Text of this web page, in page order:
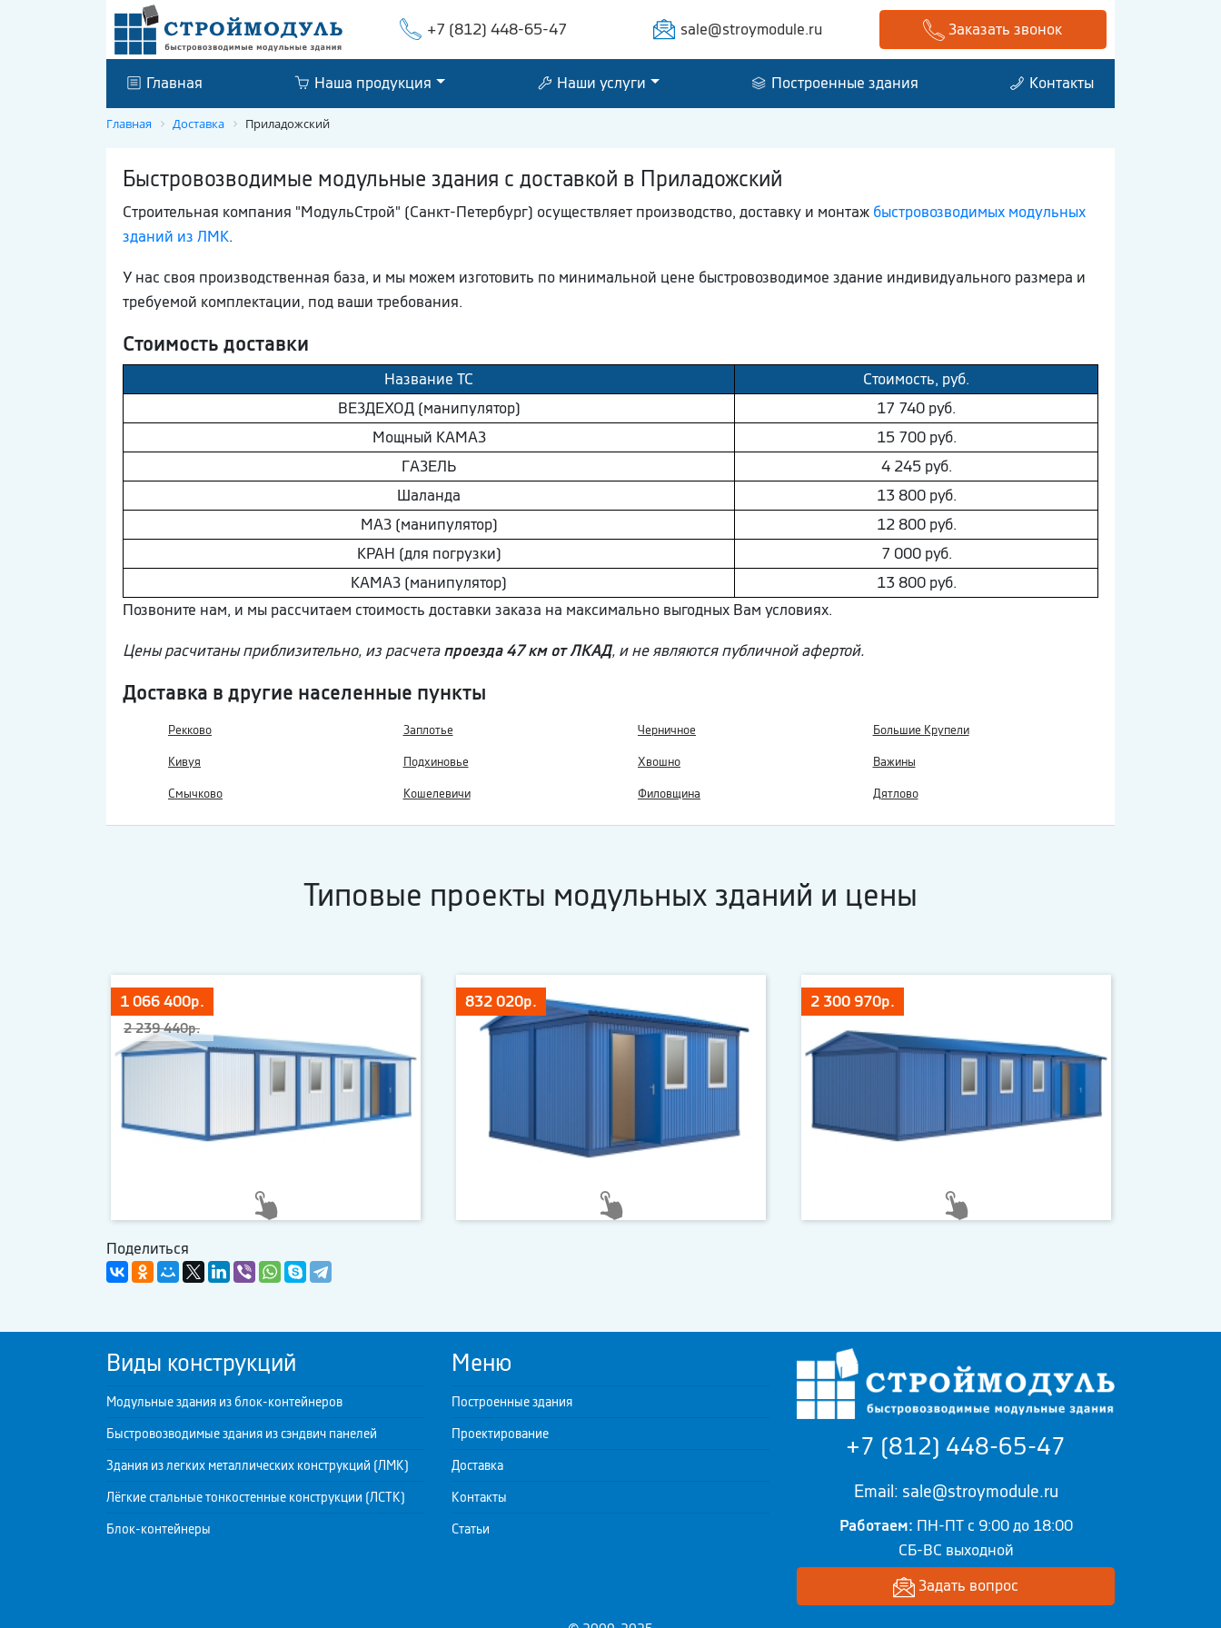
+7 (812) 448-65-47 sale@stroymodule.ru Заказать звонок
Главная Наша продукция Наши услуги Построенные здания Контакты
Главная Доставка Приладожский
Быстровозводимые модульные здания с доставкой в Приладожский
Строительная компания "МодульСтрой" (Санкт-Петербург) осуществляет производство, доставку и монтаж быстровозводимых модульных
зданий из ЛМК.
У нас своя производственная база, и мы можем изготовить по минимальной цене быстровозводимое здание индивидуального размера и
требуемой комплектации, под ваши требования.
Стоимость доставки
Название ТС
Стоимость, руб.
ВEЗДEХОД (манипулятор)
17 740 руб.
Мощный КAМAЗ
15 700 руб.
ГAЗEЛЬ
4 245 руб.
Шaлaнда
13 800 руб.
МAЗ (манипулятор)
12 800 руб.
КРАН (для погрузки)
7 000 руб.
КAМAЗ (манипулятор)
13 800 руб.
Позвоните нам, и мы рассчитаем стоимость доставки заказа на максимально выгодных Вам условиях.
Цены расчитаны приблизительно, из расчетапроезда 47 км от ЛКАД, и не являются публичной афертой.
Доставка в другие населенные пункты
Рекково Заплотье Черничное Большие Крупели
Кивуя Подхиновье Хвошно Важины
Смычково Кошелевичи Филовщина Дятлово
Типовые проекты модульных зданий и цены
1 066 400р.
2 239 440р.
832 020р. 2 300 970р.
Поделиться
Виды конструкций
Модульные здания из блок-контейнеров
Быстровозводимые здания из сэндвич панелей
Здания из легких металлических конструкций (ЛМК)
Лёгкие стальные тонкостенные конструкции (ЛСТК)
Блок-контейнеры
Меню
Построенные здания
Проектирование
Доставка
Контакты
Статьи
+7 (812) 448-65-47
Email: sale@stroymodule.ru
Работаем: ПН-ПТ с 9:00 до 18:00
СБ-ВС выходной
Задать вопрос